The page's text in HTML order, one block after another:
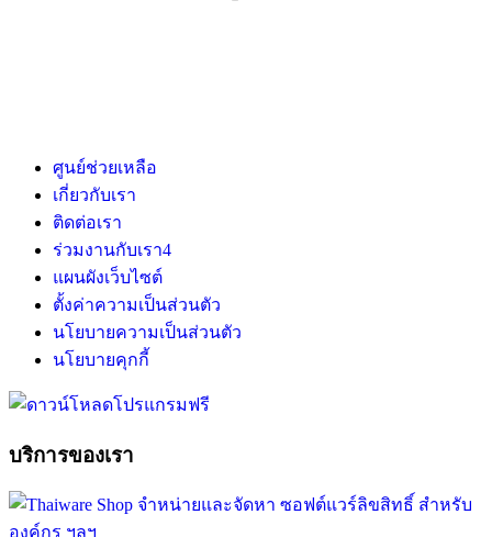
ศูนย์ช่วยเหลือ
เกี่ยวกับเรา
ติดต่อเรา
ร่วมงานกับเรา4
แผนผังเว็บไซต์
ตั้งค่าความเป็นส่วนตัว
นโยบายความเป็นส่วนตัว
นโยบายคุกกี้
บริการของเรา